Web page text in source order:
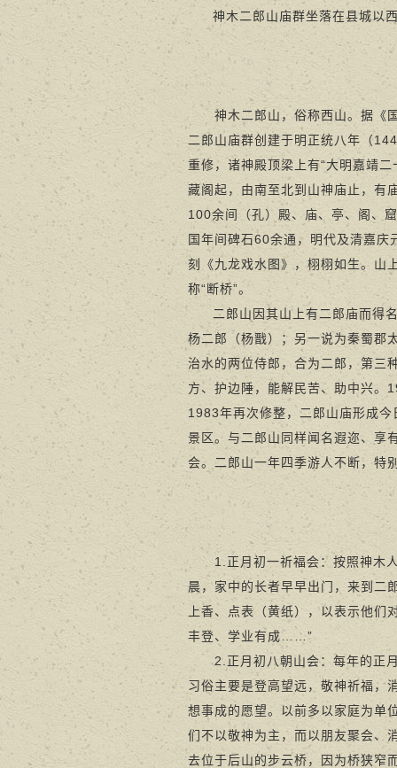
神木二郎山庙群坐落在县城以
神木二郎山，俗称西山。据《国
二郎山庙群创建于明正统八年（
重修，诸神殿顶梁上有“大明嘉靖
藏阁起，由南至北到山神庙止，有
100余间（孔）殿、庙、亭、阁、
国年间碑石60余通，明代及清嘉
刻《九龙戏水图》，栩栩如生。山
称“断桥”。
二郎山因其山上有二郎庙而得
杨二郎（杨戬）；另一说为秦蜀郡
治水的两位侍郎，合为二郎，第三
方、护边陲，能解民苦、助中兴。
1983年再次修整，二郎山庙形成
景区。与二郎山同样闻名遐迩、享
会。二郎山一年四季游人不断，特
1.正月初一祈福会：按照神木人
晨，家中的长者早早出门，来到二
上香、点表（黄纸），以表示他们
丰登、学业有成……”
2.正月初八朝山会：每年的正月
习俗主要是登高望远，敬神祈福，
想事成的愿望。以前多以家庭为单
们不以敬神为主，而以朋友聚会、
去位于后山的步云桥，因为桥狭窄